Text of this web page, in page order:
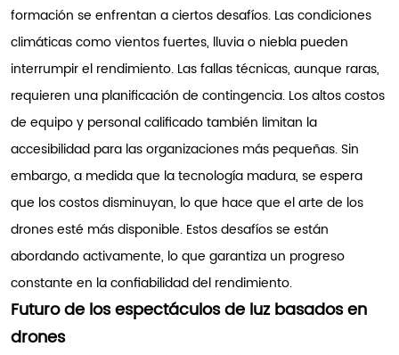
formación se enfrentan a ciertos desafíos. Las condiciones
climáticas como vientos fuertes, lluvia o niebla pueden
interrumpir el rendimiento. Las fallas técnicas, aunque raras,
requieren una planificación de contingencia. Los altos costos
de equipo y personal calificado también limitan la
accesibilidad para las organizaciones más pequeñas. Sin
embargo, a medida que la tecnología madura, se espera
que los costos disminuyan, lo que hace que el arte de los
drones esté más disponible. Estos desafíos se están
abordando activamente, lo que garantiza un progreso
constante en la confiabilidad del rendimiento.
Futuro de los espectáculos de luz basados en
drones